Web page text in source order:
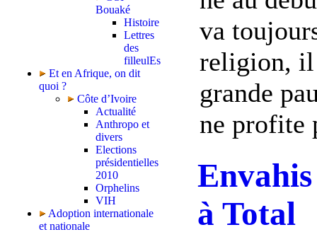
Bouaké
Histoire
Lettres
des
filleulEs
Et en Afrique, on dit
quoi ?
Côte d’Ivoire
Actualité
Anthropo et
divers
Elections
présidentielles
2010
Orphelins
VIH
Adoption internationale
et nationale
va
religion, il
grande
ne profite
à Total